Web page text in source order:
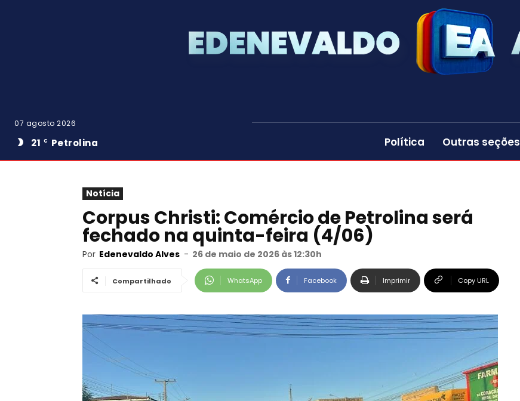
07 agosto 2026
21 C Petrolina Política Outras seções
Notícia
Corpus Christi: Comércio de Petrolina será
fechado na quinta-feira (4/06)
Por Edenevaldo Alves - 26 de maio de 2026 às 12:30h
Compartilhado WhatsApp Facebook Imprimir Copy URL